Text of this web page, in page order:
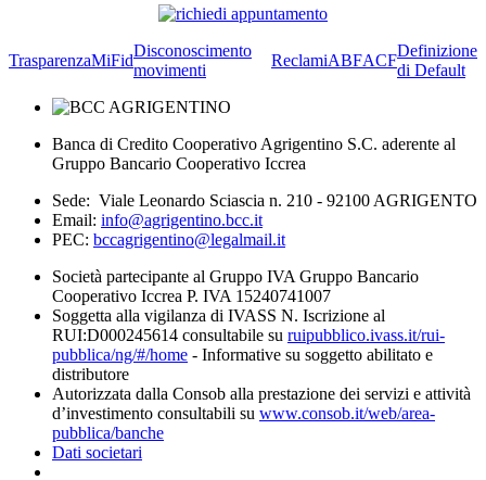
TrasparenzaMiFid
Disconoscimento
movimenti
ReclamiABFACF
Definizione
di Default
Banca di Credito Cooperativo Agrigentino S.C. aderente al
Gruppo Bancario Cooperativo Iccrea
Sede: Viale Leonardo Sciascia n. 210 - 92100 AGRIGENTO
Email: info@agrigentino.bcc.it
PEC: bccagrigentino@legalmail.it
Società partecipante al Gruppo IVA Gruppo Bancario
Cooperativo Iccrea P. IVA 15240741007
Soggetta alla vigilanza di IVASS N. Iscrizione al
RUI:D000245614 consultabile su ruipubblico.ivass.it/rui-
pubblica/ng/#/home - Informative su soggetto abilitato e
distributore
Autorizzata dalla Consob alla prestazione dei servizi e attività
d’investimento consultabili su www.consob.it/web/area-
pubblica/banche
Dati societari